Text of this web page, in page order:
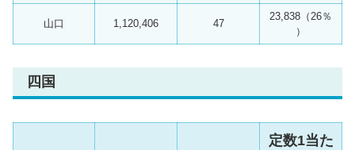
山口 1,120,406 47
23,838（26％
）
四国
定数1当た